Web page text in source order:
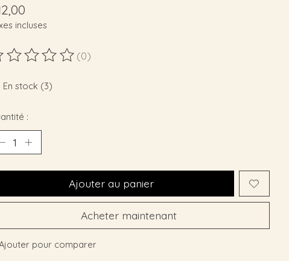
incluses
produit est évalué à
(0)
En stock (3)
:
Ajouter au panier
Acheter maintenant
pour comparer